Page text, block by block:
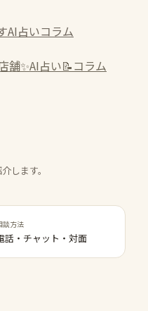
AI占いコラム
舗✨AI占い📝コラム
します。
談方法
話・チャット・対面